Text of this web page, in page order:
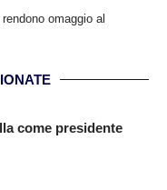
omaggio al
come presidente